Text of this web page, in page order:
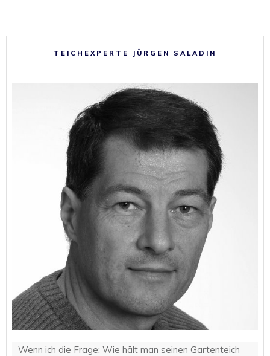
TEICHEXPERTE JÜRGEN SALADIN
Wenn ich die Frage: Wie hält man seinen Gartenteich